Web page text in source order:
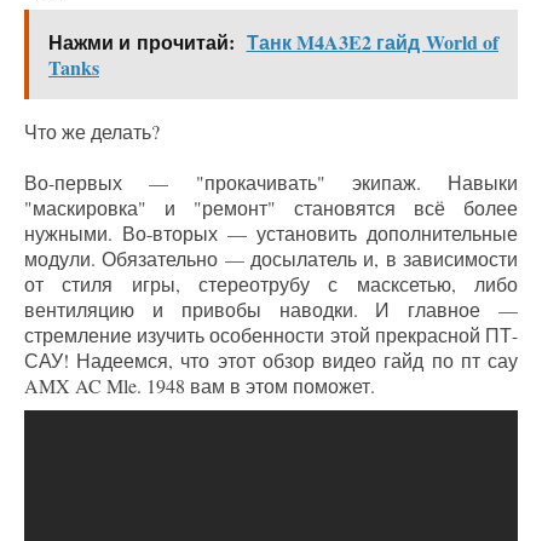
Нажми и прочитай: Танк M4A3E2 гайд World of
Tanks
Что же делать?
Во-первых — "прокачивать" экипаж. Навыки
"маскировка" и "ремонт" становятся всё более
нужными. Во-вторых — установить дополнительные
модули. Обязательно — досылатель и, в зависимости
от стиля игры, стереотрубу с масксетью, либо
вентиляцию и привобы наводки. И главное —
стремление изучить особенности этой прекрасной ПТ-
САУ! Надеемся, что этот обзор видео гайд по пт сау
AMX AC Mle. 1948 вам в этом поможет.